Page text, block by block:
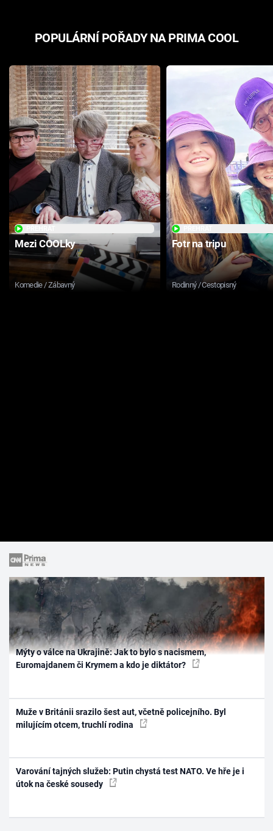
POPULÁRNÍ POŘADY NA PRIMA COOL
Mezi COOLky
Komedie / Zábavný
Fotr na tripu
Rodinný / Cestopisný
Mýty o válce na Ukrajině: Jak to bylo s nacismem,
Euromajdanem či Krymem a kdo je diktátor?
Muže v Británii srazilo šest aut, včetně policejního. Byl
milujícím otcem, truchlí rodina
Varování tajných služeb: Putin chystá test NATO. Ve hře je i
útok na české sousedy